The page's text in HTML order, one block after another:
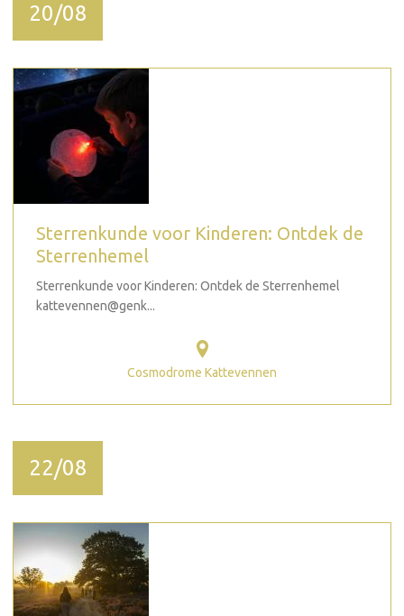
20/08
Sterrenkunde voor Kinderen: Ontdek de
Sterrenhemel
Sterrenkunde voor Kinderen: Ontdek de Sterrenhemel
kattevennen@genk...
Cosmodrome Kattevennen
22/08